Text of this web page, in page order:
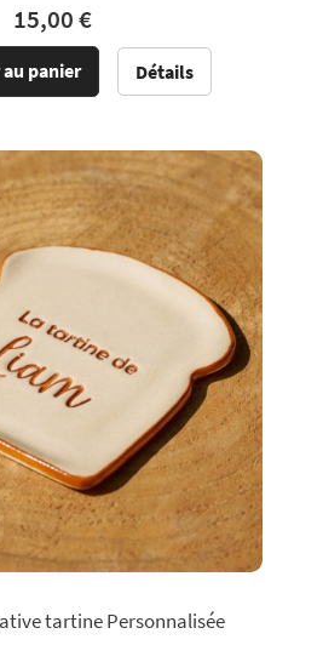
15,00 €
panier Détails
tartine Personnalisée